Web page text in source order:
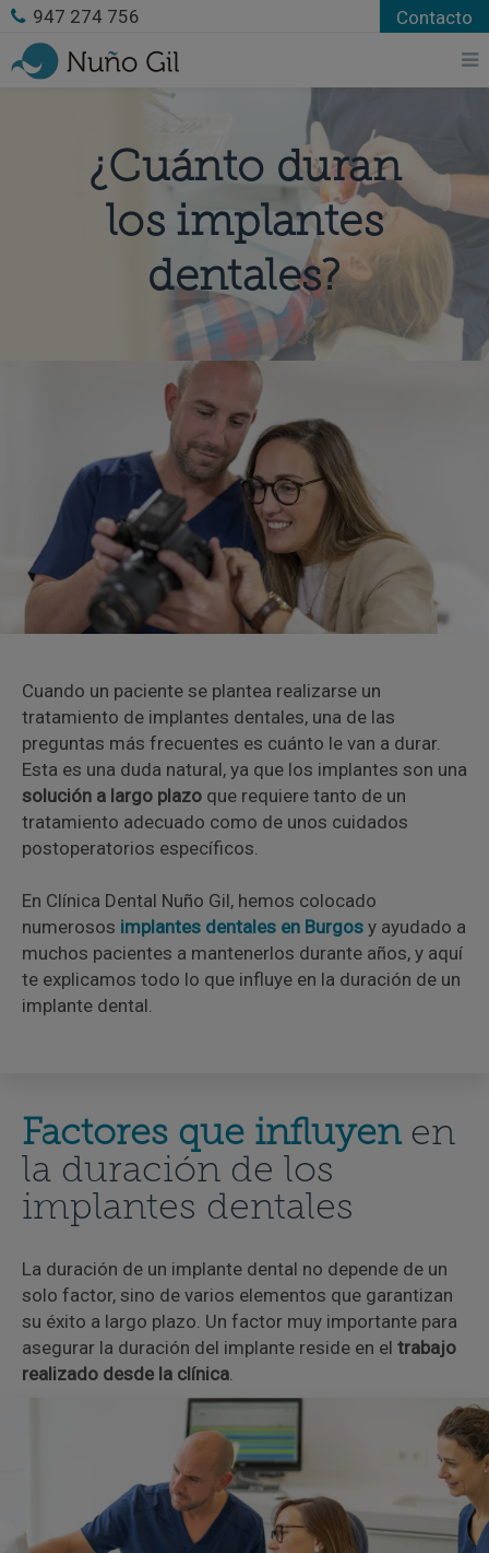
¿Cuánto duran
los implantes
dentales?
Cuando un paciente se plantea realizarse un
tratamiento de implantes dentales, una de las
preguntas más frecuentes es cuánto le van a durar.
Esta es una duda natural, ya que los implantes son una
solución a largo plazo que requiere tanto de un
tratamiento adecuado como de unos cuidados
postoperatorios específicos.
En Clínica Dental Nuño Gil, hemos colocado
numerosos implantes dentales en Burgos y ayudado a
muchos pacientes a mantenerlos durante años, y aquí
te explicamos todo lo que influye en la duración de un
implante dental.
Factores que influyenen
la duración de los
implantes dentales
La duración de un implante dental no depende de un
solo factor, sino de varios elementos que garantizan
su éxito a largo plazo. Un factor muy importante para
asegurar la duración del implante reside en el trabajo
realizado desde la clínica.
947 274 756 Contacto